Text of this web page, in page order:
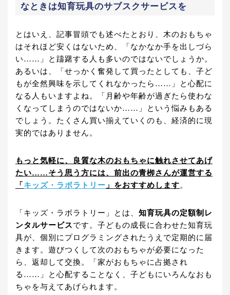
なときは知育玩具のサブスクサービスを
とはいえ、記事冒頭でも述べたとおり、木のおもちゃ
はそれほど安くはないため、「なかなか手を出しづら
い……」と躊躇する人も多いのではないでしょうか。
あるいは、「せっかく奮発して買ったとしても、子ど
もが全然興味を示してくれなかったら……」と心配に
なる人もいますよね。「月齢や年齢が過ぎたら使わな
くなってしまうのではないか……」という悩みもある
でしょう。たくさん買い揃えていくのも、経済的に現
実的ではありません。
もっと気軽に、良質な木のおもちゃに触れさせてあげ
たい……そう思う方には、前出の青栁さんが運営する
「キッズ・ラボラトリー 」をおすすめします。
「キッズ・ラボラトリー」とは、 知育玩具の定額制レ
ンタルサービスです。子どもの成長に合わせた知育玩
具が、個別にプログラミングされたうえで定期的に届
きます。遊びつくして次のおもちゃが必要になった
ら、返却して交換。「家がおもちゃに占拠され
る……」と心配することなく、子どもにいろんなおも
ちゃを与えてあげられます。